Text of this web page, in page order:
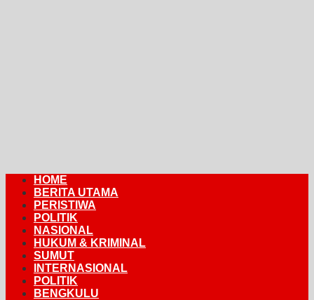
HOME
BERITA UTAMA
PERISTIWA
POLITIK
NASIONAL
HUKUM & KRIMINAL
SUMUT
INTERNASIONAL
POLITIK
BENGKULU